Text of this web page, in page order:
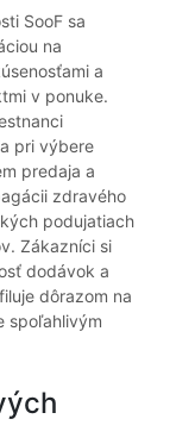
SooF sa
na
a
v ponuke.
pri výbere
predaja a
zdravého
podujatiach
Zákazníci si
dodávok a
dôrazom na
spoľahlivým